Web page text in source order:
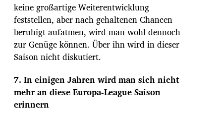
keine großartige Weiterentwicklung
feststellen, aber nach gehaltenen Chancen
beruhigt aufatmen, wird man wohl dennoch
zur Genüge können. Über ihn wird in dieser
Saison nicht diskutiert.
7. In einigen Jahren wird man sich nicht
mehr an diese Europa-League Saison
erinnern